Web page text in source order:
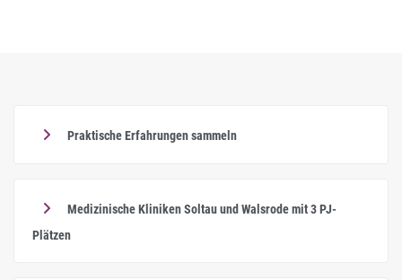
Praktische Erfahrungen sammeln
Plätzen